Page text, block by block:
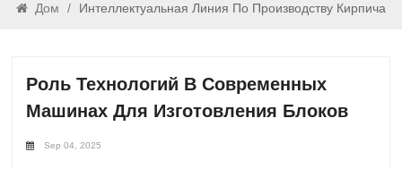
Дом / Интеллектуальная Линия По Производству Кирпича
Роль Технологий В Современных
Машинах Для Изготовления Блоков
Sep 04, 2025